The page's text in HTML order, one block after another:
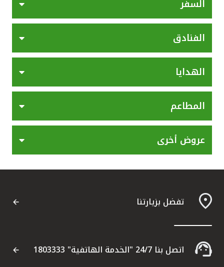
مصر
المملكة المتحدة
مملكة البحرين
السفر
الفنادق
الهدايا
المطاعم
عروض أخرى
تفضل بزيارتنا
اتصل بنا 24/7 "الخدمة الهاتفية" 1803333